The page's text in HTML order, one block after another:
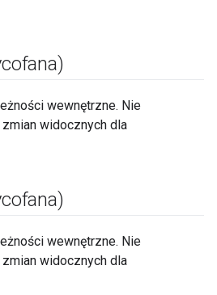
wewnętrzne. Nie
widocznych dla
wewnętrzne. Nie
widocznych dla